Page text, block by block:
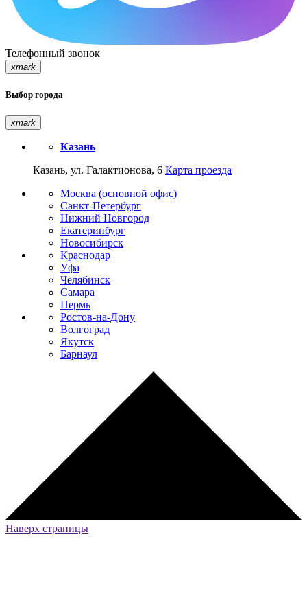
Телефонный звонок
xmark
Выбор города
xmark
Казань
Казань, ул. Галактионова, 6 Карта проезда
Москва (основной офис)
Санкт-Петербург
Нижний Новгород
Екатеринбург
Новосибирск
Краснодар
Уфа
Челябинск
Самара
Пермь
Ростов-на-Дону
Волгоград
Якутск
Барнаул
Наверх страницы